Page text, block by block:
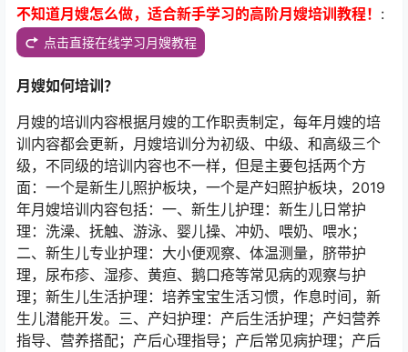
不知道月嫂怎么做，适合新手学习的高阶月嫂培训教程！ :
点击直接在线学习月嫂教程
月嫂如何培训？
月嫂的培训内容根据月嫂的工作职责制定，每年月嫂的培
训内容都会更新，月嫂培训分为初级、中级、和高级三个
级，不同级的培训内容也不一样，但是主要包括两个方
面：一个是新生儿照护板块，一个是产妇照护板块，2019
年月嫂培训内容包括：一、新生儿护理：新生儿日常护
理：洗澡、抚触、游泳、婴儿操、冲奶、喂奶、喂水；
二、新生儿专业护理：大小便观察、体温测量，脐带护
理，尿布疹、湿疹、黄疸、鹅口疮等常见病的观察与护
理；新生儿生活护理：培养宝宝生活习惯，作息时间，新
生儿潜能开发。三、产妇护理：产后生活护理；产妇营养
指导、营养搭配；产后心理指导；产后常见病护理；产后